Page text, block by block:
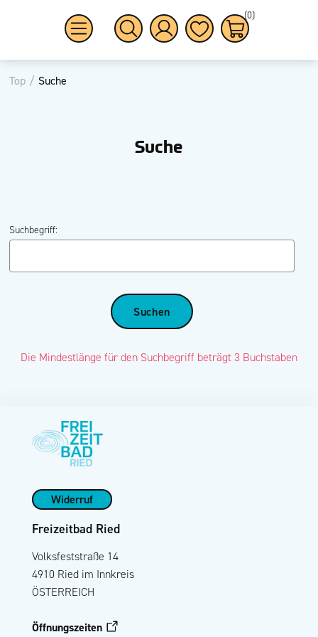
(0)
Top / Suche
Suche
Suchbegriff:
Die Mindestlänge für den Suchbegriff beträgt 3 Buchstaben
Widerruf
Freizeitbad Ried
Volksfeststraße 14
4910 Ried im Innkreis
ÖSTERREICH
Öffnungszeiten